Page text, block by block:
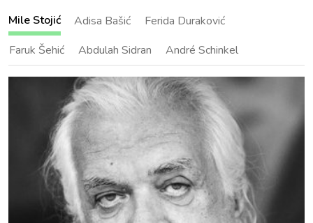
Mile Stojić Adisa Bašić
Ferida Duraković
Faruk Šehić
Abdulah Sidran André Schinkel